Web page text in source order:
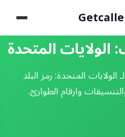
المتحدة: رمز البلد
وارقام الطوارئ.